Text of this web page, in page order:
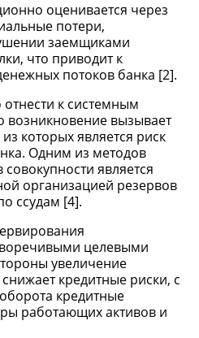
оценивается через
потери,
заемщиками
что приводит к
потоков банка [2].
к системным
возникновение вызывает
которых является риск
Одним из методов
является
организацией резервов
ссудам [4].
целевыми
увеличение
кредитные риски, с
кредитные
работающих активов и